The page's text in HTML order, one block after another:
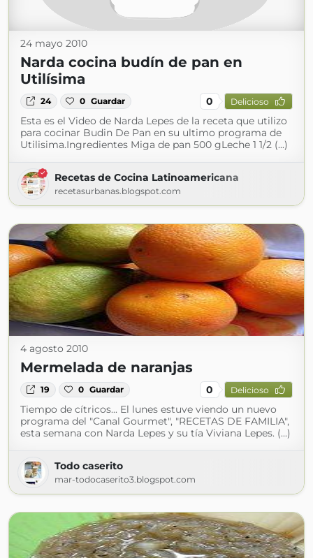
24 mayo 2010
Narda cocina budín de pan en
Utilísima
24 0 Guardar 0 Delicioso
Esta es el Video de Narda Lepes de la receta que utilizo
para cocinar Budin De Pan en su ultimo programa de
Utilisima.Ingredientes Miga de pan 500 gLeche 1 1/2 (...)
Recetas de Cocina Latinoamericana
recetasurbanas.blogspot.com
4 agosto 2010
Mermelada de naranjas
19 0 Guardar 0 Delicioso
Tiempo de cítricos... El lunes estuve viendo un nuevo
programa del "Canal Gourmet", "RECETAS DE FAMILIA",
esta semana con Narda Lepes y su tía Viviana Lepes. (...)
Todo caserito
mar-todocaserito3.blogspot.com